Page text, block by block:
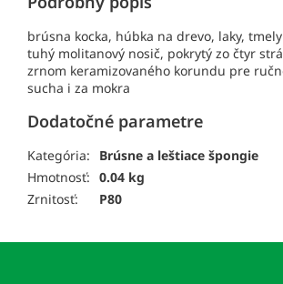
brúsna kocka, húbka na drevo, laky,
tuhý molitanový nosič, pokrytý zo čtyr
zrnom keramizovaného korundu pre
sucha i za mokra
Dodatočné parametre
Kategória:
Brúsne a leštiace špongie
Hmotnosť: 0.04 kg
Zrnitosť:
P80